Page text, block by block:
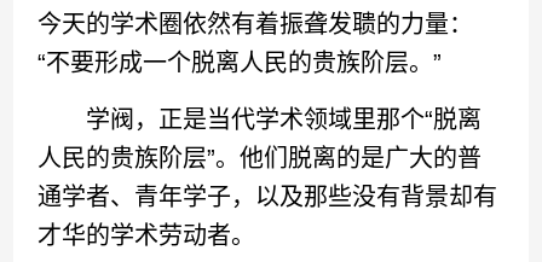
今天的学术圈依然有着振聋发聩的力量：
“不要形成一个脱离人民的贵族阶层。”
学阀，正是当代学术领域里那个“脱离
人民的贵族阶层”。他们脱离的是广大的普
通学者、青年学子，以及那些没有背景却有
才华的学术劳动者。